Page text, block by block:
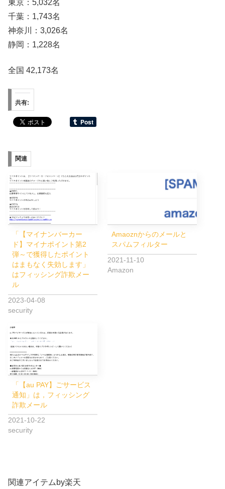
東京：5,032名
千葉：1,743名
神奈川：3,026名
静岡：1,228名
全国 42,173名
共有:
関連
「【マイナンバーカー
ド】マイナポイント第2
弾～で獲得したポイント
はまもなく失効します」
はフィッシング詐欺メー
ル
2023-04-08
security
Amaoznからのメールと
スパムフィルター
2021-11-10
Amazon
「【au PAY】ごサービス
通知」は，フィッシング
詐欺メール
2021-10-22
security
関連アイテムby楽天